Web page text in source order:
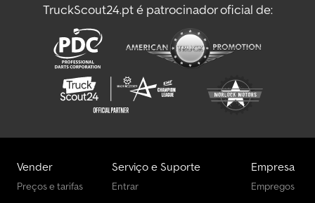
TruckScout24.pt é patrocinador oficial de:
Vender
Preços e tarifas
Serviço e Suporte
Entrar
Empresa
Empregos